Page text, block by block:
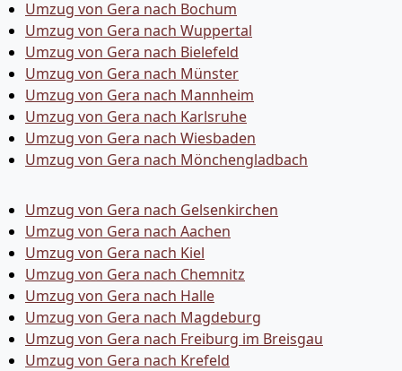
Umzug von Gera nach Bochum
Umzug von Gera nach Wuppertal
Umzug von Gera nach Bielefeld
Umzug von Gera nach Münster
Umzug von Gera nach Mannheim
Umzug von Gera nach Karlsruhe
Umzug von Gera nach Wiesbaden
Umzug von Gera nach Mönchen­gladbach
Umzug von Gera nach Gelsenkirchen
Umzug von Gera nach Aachen
Umzug von Gera nach Kiel
Umzug von Gera nach Chemnitz
Umzug von Gera nach Halle
Umzug von Gera nach Magdeburg
Umzug von Gera nach Freiburg im Breisgau
Umzug von Gera nach Krefeld